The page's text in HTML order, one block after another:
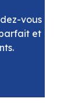
vous
et